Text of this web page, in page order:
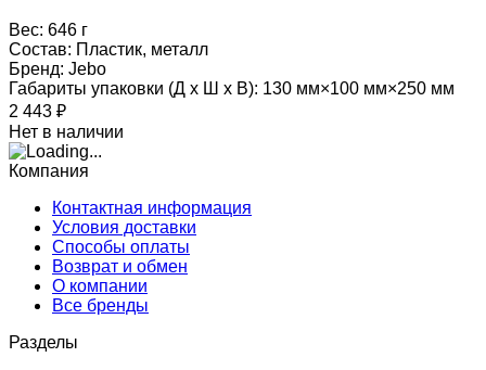
Вес: 646 г
Состав: Пластик, металл
Бренд: Jebo
Габариты упаковки (Д х Ш х В): 130 мм×100 мм×250 мм
2 443 ₽
Нет в наличии
Компания
Контактная информация
Условия доставки
Способы оплаты
Возврат и обмен
О компании
Все бренды
Разделы